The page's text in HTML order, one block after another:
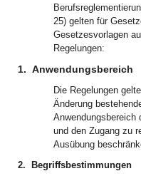
25) gelten für
Gesetzesvorlagen
Regelungen:
1. Anwendungsbereich
Die Regelungen
Änderung
Anwendungsbereich
und den Zugang zu
Ausübung
2.
Begriffsbestimmungen